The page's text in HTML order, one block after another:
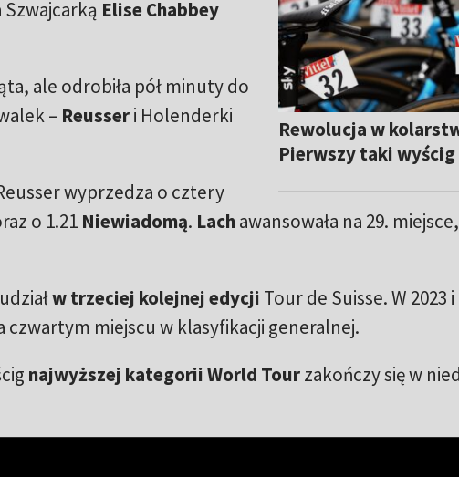
Rewolucja w
Pierwszy taki wyścig
Szwajcarką Elise Chabbey
ale odrobiła pół minuty do
– Reusseri Holenderki
wyprzedza o cztery
o 1.21 Niewiadomą. Lachawansowała na 29.
w trzeciej kolejnej edycji Tour de Suisse. W 2023
czwartym miejscu w klasyfikacji generalnej.
najwyższej kategorii World Tourzakończy się w